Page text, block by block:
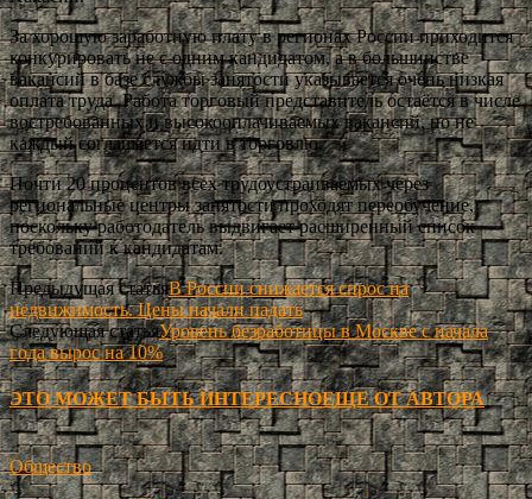
За хорошую заработную плату в регионах России приходится
конкурировать не с одним кандидатом, а в большинстве
вакансий в базе службы занятости указывается очень низкая
оплата труда. Работа торговый представитель остаётся в числе
востребованных и высокооплачиваемых вакансий, но не
каждый соглашается идти в торговлю.
Почти 20 процентов всех трудоустраиваемых через
региональные центры занятости проходят переобучение,
поскольку работодатель выдвигает расширенный список
требований к кандидатам.
Предыдущая статьяВ России снижается спрос на
недвижимость. Цены начали падать
Следующая статьяУровень безработицы в Москве с начала
года вырос на 10%
ЭТО МОЖЕТ БЫТЬ ИНТЕРЕСНОЕЩЕ ОТ АВТОРА
Общество